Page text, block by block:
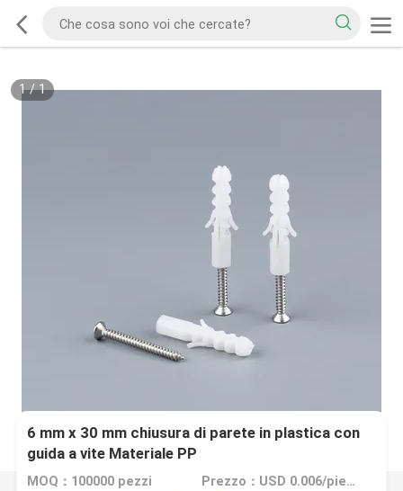
1/1
6 mm x 30 mm chiusura di parete in plastica con
guida a vite Materiale PP
MOQ：100000 pezzi Prezzo：USD 0.006/piece